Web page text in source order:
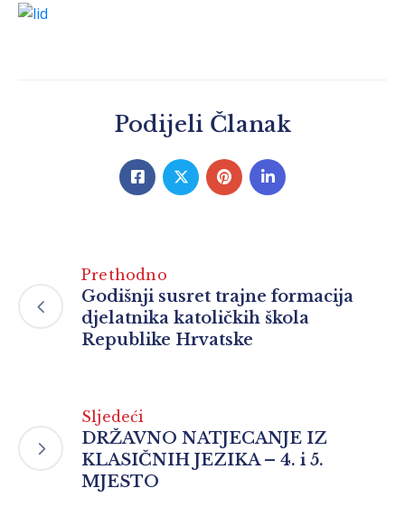
Podijeli Članak
Prethodno
Godišnji susret trajne formacija
djelatnika katoličkih škola
Republike Hrvatske
Sljedeći
DRŽAVNO NATJECANJE IZ
KLASIČNIH JEZIKA – 4. i 5.
MJESTO